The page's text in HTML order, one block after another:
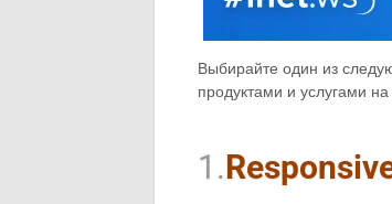
Выбирайте один из
продуктами и услугами на
1.